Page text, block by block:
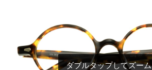
ダブルタップしてズーム